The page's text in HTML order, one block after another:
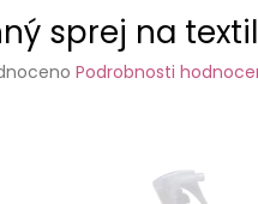
sprej na
Podrobnosti